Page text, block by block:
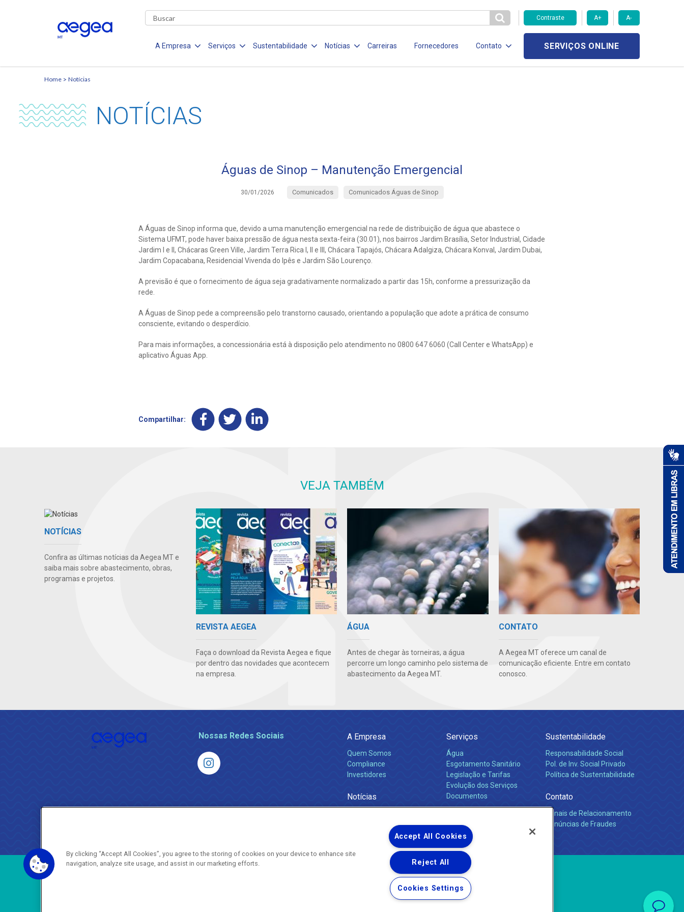
Contraste A+ A-
A Empresa Serviços Sustentabilidade Notícias Carreiras Fornecedores Contato SERVIÇOS ONLINE
Home Notícias
NOTÍCIAS
Águas de Sinop – Manutenção Emergencial
30/01/2026 Comunicados Comunicados Águas de Sinop
A Águas de Sinop informa que, devido a uma manutenção emergencial na rede de distribuição de água que abastece o
Sistema UFMT, pode haver baixa pressão de água nesta sexta-feira (30.01), nos bairros Jardim Brasília, Setor Industrial, Cidade
Jardim l e ll, Chácaras Green Ville, Jardim Terra Rica l, ll e lll, Chácara Tapajós, Chácara Adalgiza, Chácara Konval, Jardim Dubai,
Jardim Copacabana, Residencial Vivenda do Ipês e Jardim São Lourenço.
A previsão é que o fornecimento de água seja gradativamente normalizado a partir das 15h, conforme a pressurização da
rede.
A Águas de Sinop pede a compreensão pelo transtorno causado, orientando a população que adote a prática de consumo
consciente, evitando o desperdício.​
Para mais informações, a concessionária está à disposição pelo atendimento no 0800 647 6060 (Call Center e WhatsApp) e
aplicativo Águas App.
Compartilhar:
VEJA TAMBÉM
NOTÍCIAS
Confira as últimas notícias da Aegea MT e
saiba mais sobre abastecimento, obras,
programas e projetos.
REVISTA AEGEA
Faça o download da Revista Aegea e fique
por dentro das novidades que acontecem
na empresa.
ÁGUA
Antes de chegar às torneiras, a água
percorre um longo caminho pelo sistema de
abastecimento da Aegea MT.
CONTATO
A Aegea MT oferece um canal de
comunicação eficiente. Entre em contato
conosco.
Nossas Redes Sociais A Empresa
Quem Somos
Compliance
Investidores
Notícias
Serviços
Água
Esgotamento Sanitário
Legislação e Tarifas
Evolução dos Serviços
Documentos
Sustentabilidade
Responsabilidade Social
Pol. de Inv. Social Privado
Política de Sustentabilidade
Contato
Canais de Relacionamento
Denúncias de Fraudes
Copyright ® 2026 - Todos os Direitos Reservados.
By clicking “Accept All Cookies”, you agree to the storing of cookies on your device to enhance site
navigation, analyze site usage, and assist in our marketing efforts.
Accept All Cookies
Reject All
Cookies Settings